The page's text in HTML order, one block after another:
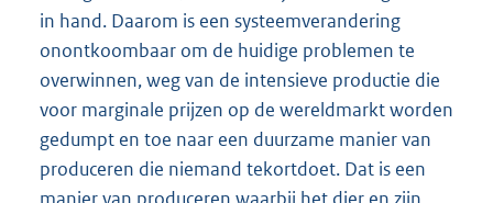
in hand. Daarom is een systeemverandering
onontkoombaar om de huidige problemen te
overwinnen, weg van de intensieve productie die
voor marginale prijzen op de wereldmarkt worden
gedumpt en toe naar een duurzame manier van
produceren die niemand tekortdoet. Dat is een